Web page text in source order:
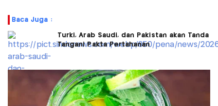
Baca Juga :
Turki, Arab Saudi, dan Pakistan akan Tanda
Tangani Pakta Pertahanan